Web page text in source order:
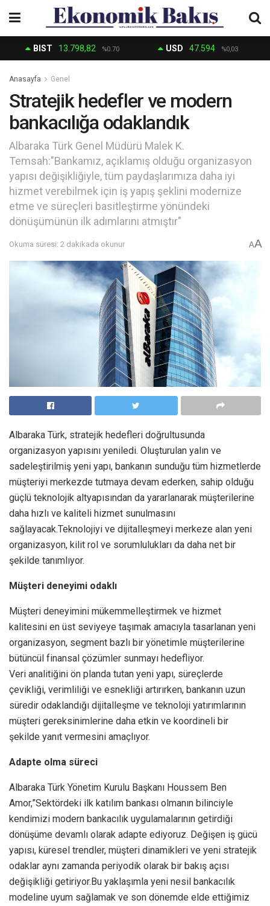
BIST 13.798,82 %0.70 USD 47.594 %0,03
Anasayfa Genel
Stratejik hedefler ve modern
bankacılığa odaklandık
Albaraka Türk Genel Müdürü Malek K.
Temsah:"Bankamız, açıklamış olduğu organizasyon
yapısı değişikliğiyle, tüm paydaşlarımıza daha iyi
hizmet verebilmek için iş yapış şeklini modernize
etme ve süreçleri basitleştirme yönündeki
dönüşümünün ilk adımlarını atmıştır"
Okuma süresi: 2 dakikada okunur AA
Albaraka Türk, stratejik hedefleri doğrultusunda
organizasyon yapısını yeniledi. Oluşturulan yalın ve
sadeleştirilmiş yeni yapı, bankanın sunduğu tüm hizmetlerde
müşteriyi merkezde tutmaya devam ederken, sahip olduğu
güçlü teknolojik altyapısından da yararlanarak müşterilerine
daha hızlı ve kaliteli hizmet sunulmasını
sağlayacak.Teknolojiyi ve dijitalleşmeyi merkeze alan yeni
organizasyon, kilit rol ve sorumlulukları da daha net bir
şekilde tanımlıyor.
Müşteri deneyimi odaklı
Müşteri deneyimini mükemmelleştirmek ve hizmet
kalitesini en üst seviyeye taşımak amacıyla tasarlanan yeni
organizasyon, segment bazlı bir yönetimle müşterilerine
bütüncül finansal çözümler sunmayı hedefliyor.
Veri analitiğini ön planda tutan yeni yapı, süreçlerde
çevikliği, verimliliği ve esnekliği artırırken, bankanın uzun
süredir odaklandığı dijitalleşme ve teknoloji yatırımlarının
müşteri gereksinimlerine daha etkin ve koordineli bir
şekilde yanıt vermesini amaçlıyor.
Adapte olma süreci
Albaraka Türk Yönetim Kurulu Başkanı Houssem Ben
Amor,”Sektördeki ilk katılım bankası olmanın bilinciyle
kendimizi modern bankacılık uygulamalarının getirdiği
dönüşüme devamlı olarak adapte ediyoruz. Değişen iş gücü
yapısı, küresel trendler, müşteri dinamikleri ve yeni stratejik
odaklar aynı zamanda periyodik olarak bir bakış açısı
değişikliği getiriyor.Bu yaklaşımla yeni nesil bankacılık
modeline uyum sağlamak ve son dönemde elde ettiğimiz